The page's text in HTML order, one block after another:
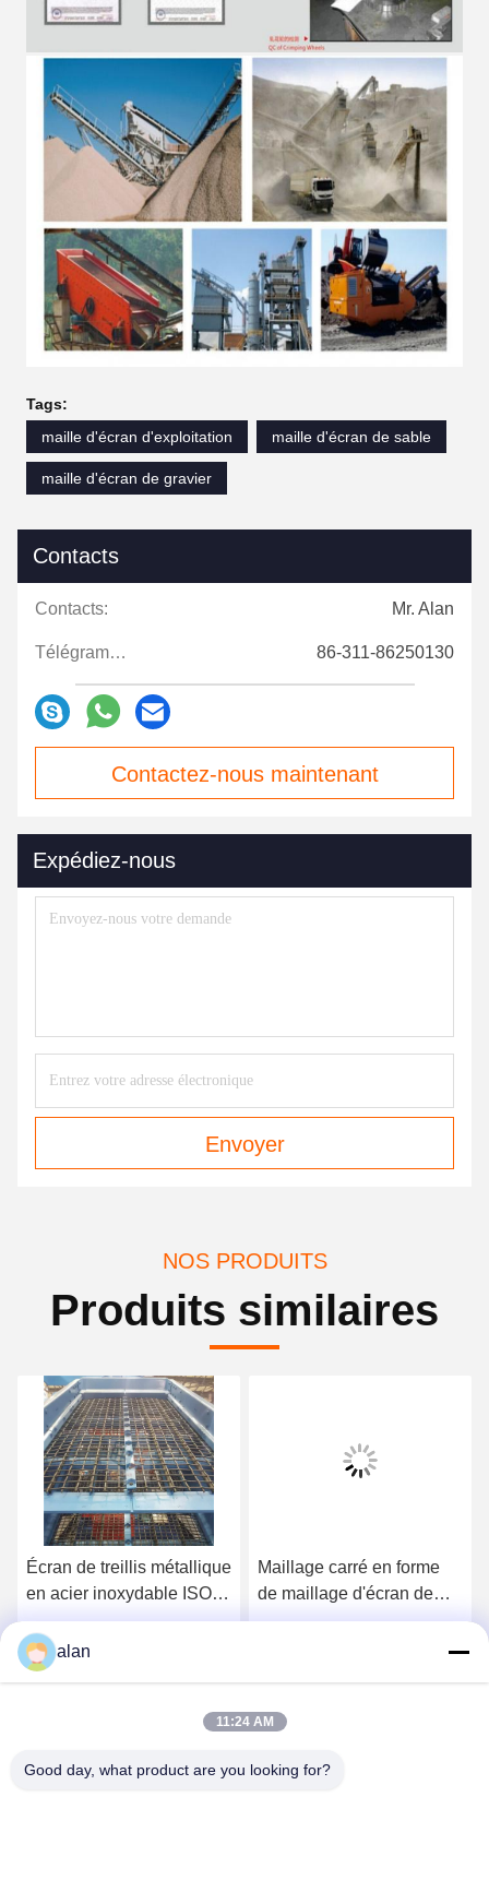
Tags:
maille d'écran d'exploitation
maille d'écran de sable
maille d'écran de gravier
Contacts
Contacts: Mr. Alan
Télégramme: 86-311-86250130
Contactez-nous maintenant
Expédiez-nous
Envoyer
NOS PRODUITS
Produits similaires
Écran de treillis métallique
en acier inoxydable ISO
9001
Obtenez le meilleur prix
Maillage carré en forme
de maillage d'écran de
carrière avec couvertures
Obtenez le meilleur prix
alan
11:24 AM
Good day, what product are you looking for?